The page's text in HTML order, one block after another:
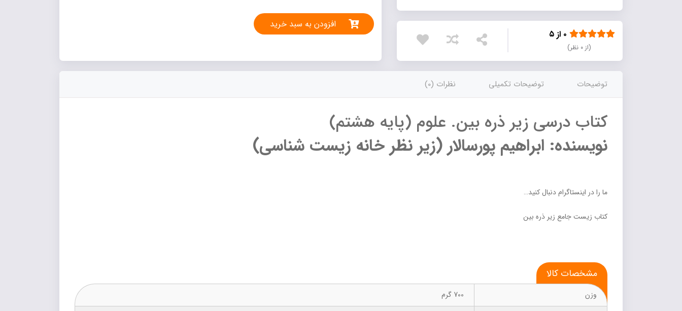
(از ۰ نظر)
افزودن به سبد خرید
توضیحات توضیحات تکمیلی نظرات (0)
کتاب درسی زیر ذره بین. علوم (پایه هشتم)
نويسنده: ابراهیم پورسالار (زیر نظر خانه زیست شناسی)
ما را در اینستاگرام دنبال کنید…
کتاب زیست جامع زیر ذره بین
مشخصات کالا
وزن
700 گرم